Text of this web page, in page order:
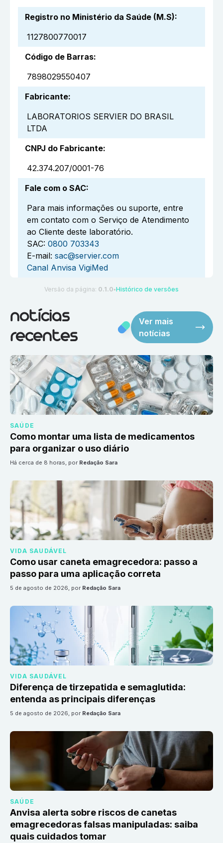
Registro no Ministério da Saúde (M.S):
1127800770017
Código de Barras:
7898029550407
Fabricante:
LABORATORIOS SERVIER DO BRASIL
LTDA
CNPJ do Fabricante:
42.374.207/0001-76
Fale com o SAC:
Para mais informações ou suporte, entre
em contato com o Serviço de Atendimento
ao Cliente deste laboratório.
SAC: 0800 703343
E-mail: sac@servier.com
Canal Anvisa VigiMed
Versão da página: 0.1.0 ●Histórico de versões
notícias
recentes
Ver mais
notícias
SAÚDE
Como montar uma lista de medicamentos
para organizar o uso diário
há cerca de 8 horas, por Redação Sara
VIDA SAUDÁVEL
Como usar caneta emagrecedora: passo a
passo para uma aplicação correta
5 de agosto de 2026, por Redação Sara
VIDA SAUDÁVEL
Diferença de tirzepatida e semaglutida:
entenda as principais diferenças
5 de agosto de 2026, por Redação Sara
SAÚDE
Anvisa alerta sobre riscos de canetas
emagrecedoras falsas manipuladas: saiba
quais cuidados tomar